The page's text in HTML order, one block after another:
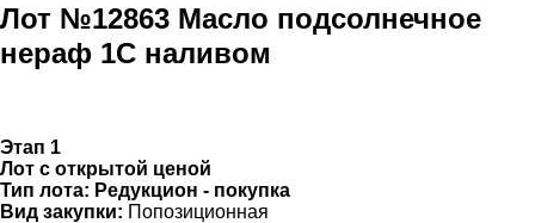
Лот №12863 Масло подсолнечное
нераф 1С наливом
Этап 1
Лот с открытой ценой
Тип лота: Редукцион - покупка
Вид закупки: Попозиционная